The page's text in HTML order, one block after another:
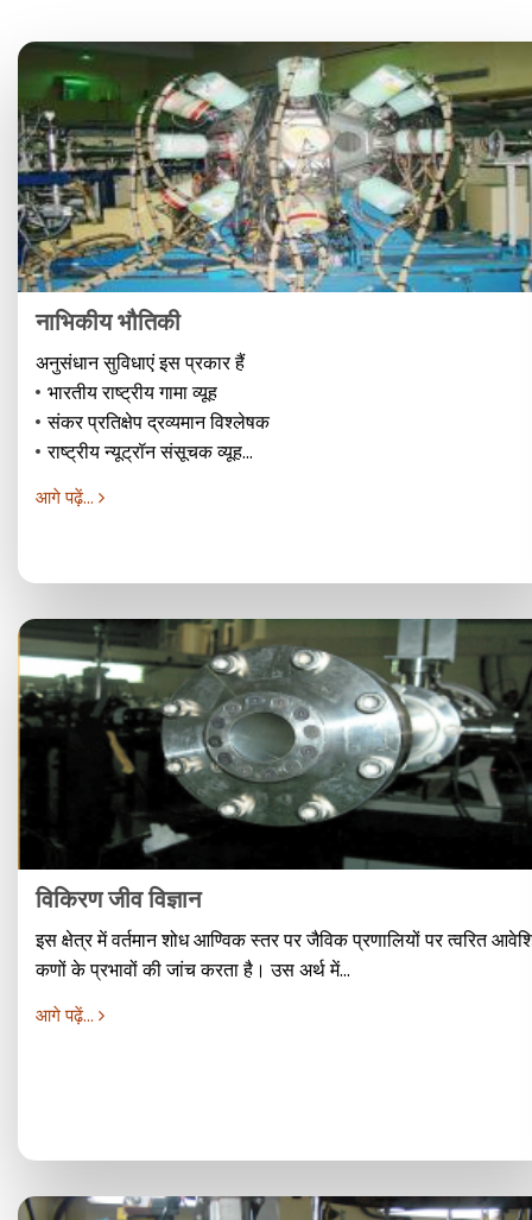
नाभिकीय भौतिकी
अनुसंधान सुविधाएं इस प्रकार हैं
भारतीय राष्ट्रीय गामा व्यूह
संकर प्रतिक्षेप द्रव्यमान विश्लेषक
राष्ट्रीय न्यूट्रॉन संसूचक व्यूह...
आगे पढ़ें...
विकिरण जीव विज्ञान
इस क्षेत्र में वर्तमान शोध आण्विक स्तर पर जैविक प्रणालियों पर त्वरित
कणों के प्रभावों की जांच करता है। उस अर्थ में...
आगे पढ़ें...